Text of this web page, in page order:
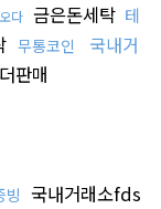
다 금은돈세탁 테
무통코인
국내거
판매
빙 국내거래소fds